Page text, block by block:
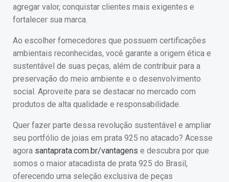
agregar valor, conquistar clientes mais exigentes e
fortalecer sua marca.
Ao escolher fornecedores que possuem certificações
ambientais reconhecidas, você garante a origem ética e
sustentável de suas peças, além de contribuir para a
preservação do meio ambiente e o desenvolvimento
social. Aproveite para se destacar no mercado com
produtos de alta qualidade e responsabilidade.
Quer fazer parte dessa revolução sustentável e ampliar
seu portfólio de joias em prata 925 no atacado? Acesse
agora santaprata.com.br/vantagens e descubra por que
somos o maior atacadista de prata 925 do Brasil,
oferecendo uma seleção exclusiva de peças